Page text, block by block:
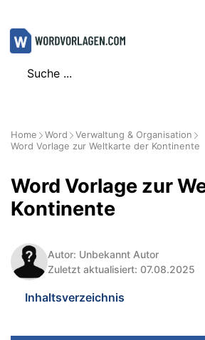
Zum
Inhalt
Home Word
Verwaltung & Organisation
Word Vorlage zur Weltkarte der Kontinente
Word Vorlage zur
Kontinente
Autor: Unbekannt Autor
Zuletzt aktualisiert: 07.08.2025
Inhaltsverzeichnis